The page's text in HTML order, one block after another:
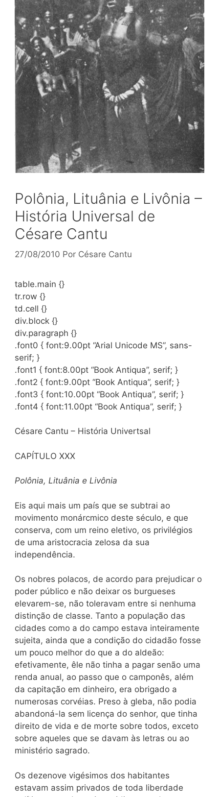
Polônia, Lituânia e Livônia –
História Universal de
Césare Cantu
27/08/2010 Por Césare Cantu
table.main {}
tr.row {}
td.cell {}
div.block {}
div.paragraph {}
.font0 { font:9.00pt “Arial Unicode MS”, sans-
serif; }
.font1 { font:8.00pt “Book Antiqua”, serif; }
.font2 { font:9.00pt “Book Antiqua”, serif; }
.font3 { font:10.00pt “Book Antiqua”, serif; }
.font4 { font:11.00pt “Book Antiqua”, serif; }
Césare Cantu – História Univertsal
CAPÍTULO XXX
Polônia, Lituânia e Livônia
Eis aqui mais um país que se subtrai ao
movimento monárcmico deste século, e que
conserva, com um reino eletivo, os privilégios
de uma aristocracia zelosa da sua
independência.
Os nobres polacos, de acordo para prejudicar o
poder público e não deixar os burgueses
elevarem-se, não toleravam entre si nenhuma
distinção de classe. Tanto a população das
cidades como a do campo estava inteiramente
sujeita, ainda que a condição do cidadão fosse
um pouco melhor do que a do aldeão:
efetivamente, êle não tinha a pagar senão uma
renda anual, ao passo que o camponês, além
da capitação em dinheiro, era obrigado a
numerosas corvéias. Preso à gleba, não podia
abandoná-la sem licença do senhor, que tinha
direito de vida e de morte sobre todos, exceto
sobre aqueles que se davam às letras ou ao
ministério sagrado.
Os dezenove vigésimos dos habitantes
estavam assim privados de toda liberdade